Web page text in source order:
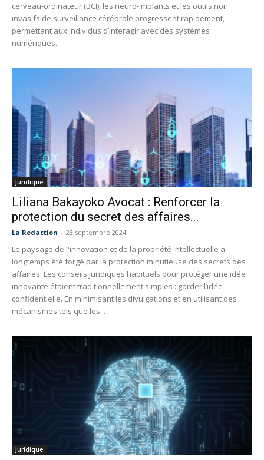
cerveau-ordinateur (BCI), les neuro-implants et les outils non
invasifs de surveillance cérébrale progressent rapidement,
permettant aux individus d’interagir avec des systèmes
numériques...
Juridique
Liliana Bakayoko Avocat : Renforcer la
protection du secret des affaires...
La Redaction - 23 septembre 2024
Le paysage de l'innovation et de la propriété intellectuelle a
longtemps été forgé par la protection minutieuse des secrets des
affaires. Les conseils juridiques habituels pour protéger une idée
innovante étaient traditionnellement simples : garder l’idée
confidentielle. En minimisant les divulgations et en utilisant des
mécanismes tels que les...
Juridique